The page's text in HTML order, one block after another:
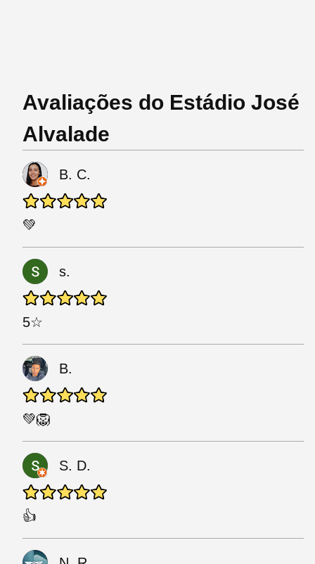
Avaliações do Estádio José
Alvalade
B. C.
💚
s.
5☆
B.
💚🦁
S. D.
👍